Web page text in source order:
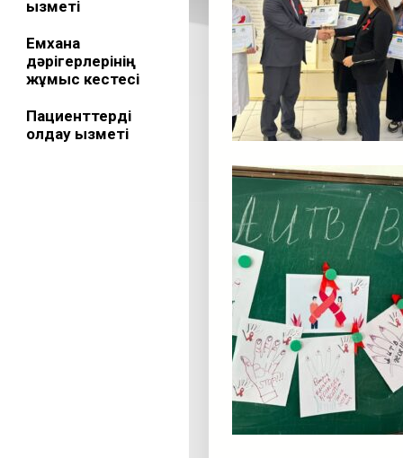
қызметі
Емхана
дәрігерлерінің
жұмыс кестесі
Пациенттерді
қолдау қызметі